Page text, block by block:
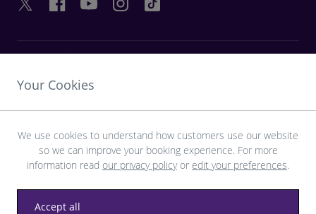
Descargue la aplicación LHR
Your Cookies
We use cookies to understand how customers use our website
so we can improve your booking experience. For more
information read our privacy policyor edit your preferences.
Accept all